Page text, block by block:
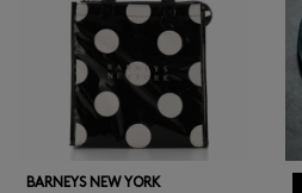
BARNEYS NEW YORK